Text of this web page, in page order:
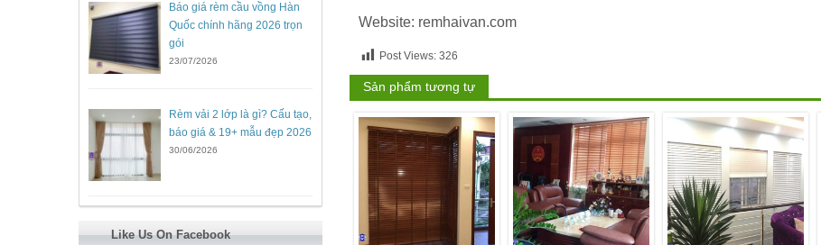
Website: remhaivan.com
Post Views: 326
Sản phẩm tương tự
Báo giá rèm cầu vồng Hàn
Quốc chính hãng 2026 trọn
gói
23/07/2026
Rèm vải 2 lớp là gì? Cấu tạo,
báo giá & 19+ mẫu đẹp 2026
30/06/2026
Like Us On Facebook